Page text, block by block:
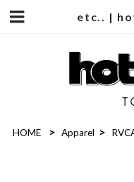
etc.. |
HOME Apparel